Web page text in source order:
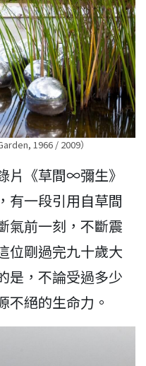
1966 / 2009）
片《草間∞彌生》
有一段引用自草間
氣前一刻，不斷震
位剛過完九十歲大
是，不論受過多少
不絕的生命力。